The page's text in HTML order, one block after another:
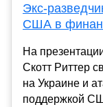
Экс-
США в
На
Скотт Риттер
на Украине и
поддержкой